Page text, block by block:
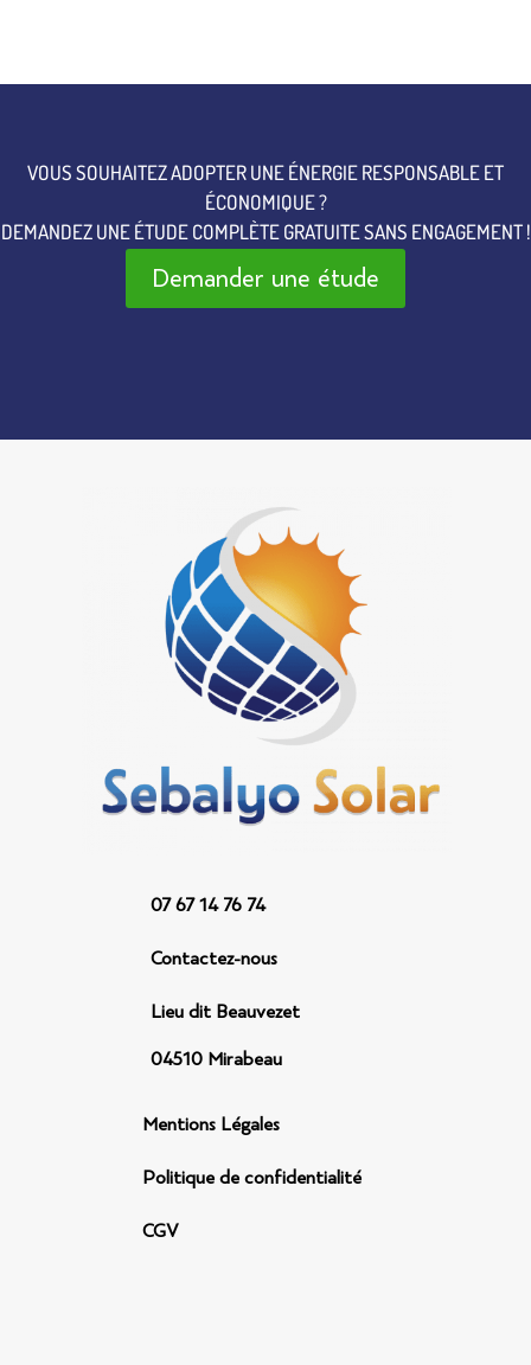
VOUS SOUHAITEZ ADOPTER UNE ÉNERGIE RESPONSABLE ET
ÉCONOMIQUE ?
DEMANDEZ UNE ÉTUDE COMPLÈTE GRATUITE SANS ENGAGEMENT !
Demander une étude
07 67 14 76 74
Contactez-nous
Lieu dit Beauvezet
04510 Mirabeau
Mentions Légales
Politique de confidentialité
CGV